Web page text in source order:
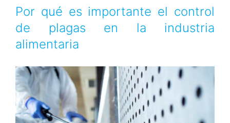
Por qué es importante el control
de plagas en la industria
alimentaria